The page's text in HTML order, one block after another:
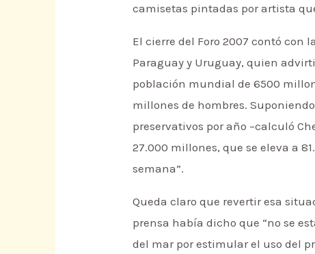
camisetas pintadas por artista
El cierre del Foro 2007 contó con
Paraguay y Uruguay, quien
población mundial de 6500
millones de hombres.
preservativos por año –calculó
27.000 millones, que se eleva a
semana”.
Queda claro que revertir esa
prensa había dicho que “no se
del mar por estimular el uso del